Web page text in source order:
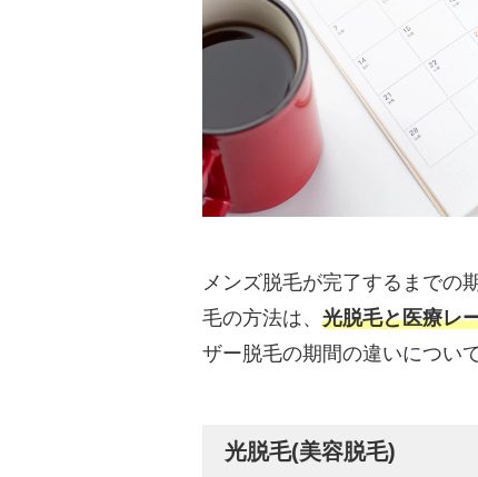
メンズ脱毛が完了するまでの
毛の方法は、光脱毛と医療レ
ザー脱毛の期間の違いについ
光脱毛(美容脱毛)